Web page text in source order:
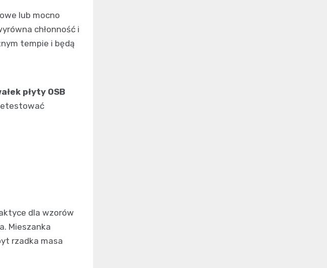
lub mocno
chłonność i
tempie i będą
płyty OSB
dla wzorów
Mieszanka
rzadka masa